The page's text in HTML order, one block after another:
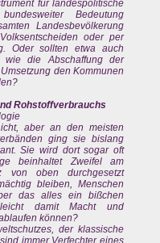
für landespolitische
Bedeutung
Landesbevölkerung
oder per
Oder sollten etwa auch
wie die Abschaffung der
den Kommunen
Rohstoffverbrauchs
aber an den meisten
ging sie bislang
Sie wird dort sogar oft
beinhaltet Zweifel am
von oben durchgesetzt
bleiben, Menschen
das alles ein bißchen
damit Macht und
können?
der klassische